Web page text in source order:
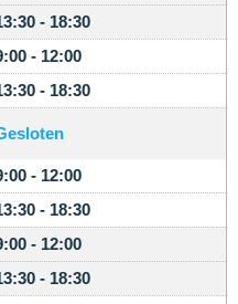
- 18:30
- 12:00
- 18:30
- 12:00
- 18:30
- 12:00
- 18:30